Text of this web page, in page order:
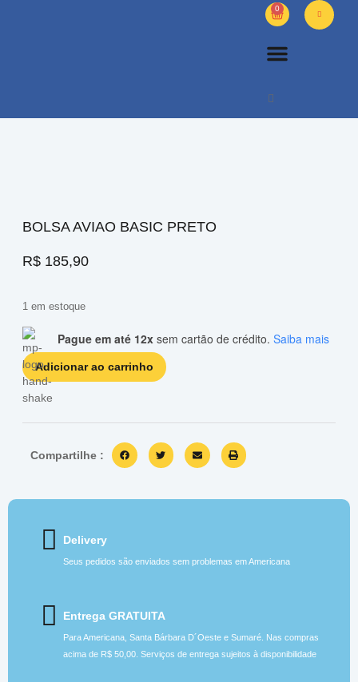
0
BOLSA AVIAO BASIC PRETO
R$ 185,90
1 em estoque
Pague em até 12x sem cartão de crédito. Saiba mais
Adicionar ao carrinho
Compartilhe :
Delivery
Seus pedidos são enviados sem problemas em Americana
Entrega GRATUITA
Para Americana, Santa Bárbara D´Oeste e Sumaré. Nas compras
acima de R$ 50,00. Serviços de entrega sujeitos à disponibilidade